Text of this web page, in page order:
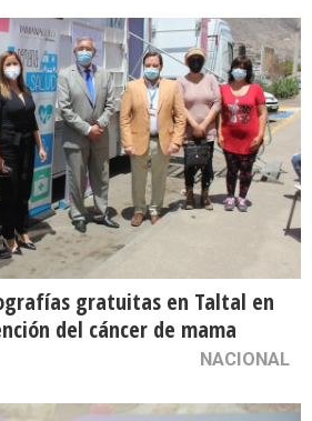
gratuitas en Taltal en
del cáncer de mama
NACIONAL